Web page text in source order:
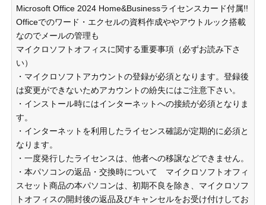
Microsoft Office 2024 Home&Businessライセンスカード付属!!
Officeでのワード・エクセルの資料作成ややアウトルック搭載
なのでメールの管理も
マイクロソフトオフィスに関する重要事項（必ずお読み下さ
い）
・マイクロソフトアカウントの登録が必須となります。登録後
は変更ができないためアカウントの紛失にはご注意下さい。
・インストール時にはインターネットへの接続が必須となりま
す。
・インターネットを利用したライセンス確認が定期的に必須と
なります。
・一度発行したライセンスは、他者への移譲などできません。
・本パソコンの返品・交換時について マイクロソフトオフィ
スセット商品の本パソコンは、初期不良を除き、マイクロソフ
トオフィスの開封後の返品及びキャンセルをお受け付けしてお